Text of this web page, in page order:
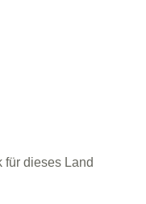
für dieses Land